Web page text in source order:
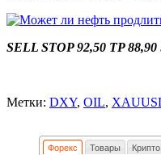
SELL STOP 92,50 TP 88,90
Метки: DXY, OIL,
Форекс Товары Крипто